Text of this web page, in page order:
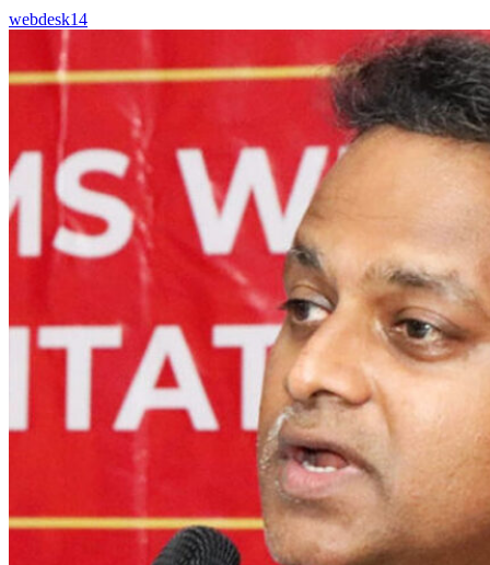
webdesk14